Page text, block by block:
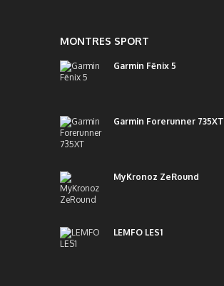
MONTRES SPORT
Garmin Fēnix 5
Garmin Forerunner 735XT
MyKronoz ZeRound
LEMFO LES1